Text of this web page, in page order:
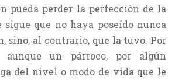
pueda perder la perfección de la
sigue que no haya poseído nunca
sino, al contrario, que la tuvo. Por
aunque un párroco, por algún
del nivel o modo de vida que le